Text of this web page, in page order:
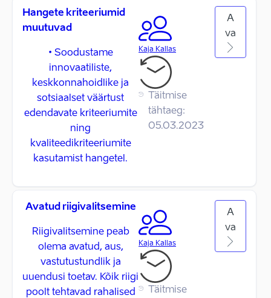
Hangete kriteeriumid
muutuvad
• Soodustame
innovaatiliste,
keskkonnahoidlike ja
sotsiaalset väärtust
edendavate kriteeriumite
ning
kvaliteedikriteeriumite
kasutamist hangetel.
Kaja Kallas
Täitmise
tähtaeg:
05.03.2023
A
va
Avatud riigivalitsemine
Riigivalitsemine peab
olema avatud, aus,
vastutustundlik ja
uuendusi toetav. Kõik riigi
poolt tehtavad rahalised
Kaja Kallas
Täitmise
A
va